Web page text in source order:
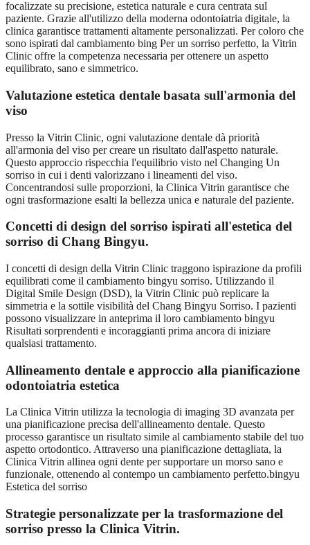
focalizzate su precisione, estetica naturale e cura centrata sul
paziente. Grazie all'utilizzo della moderna odontoiatria digitale, la
clinica garantisce trattamenti altamente personalizzati. Per coloro che
sono ispirati dal cambiamento bing Per un sorriso perfetto, la Vitrin
Clinic offre la competenza necessaria per ottenere un aspetto
equilibrato, sano e simmetrico.
Valutazione estetica dentale basata sull'armonia del
viso
Presso la Vitrin Clinic, ogni valutazione dentale dà priorità
all'armonia del viso per creare un risultato dall'aspetto naturale.
Questo approccio rispecchia l'equilibrio visto nel Changing Un
sorriso in cui i denti valorizzano i lineamenti del viso.
Concentrandosi sulle proporzioni, la Clinica Vitrin garantisce che
ogni trasformazione esalti la bellezza unica e naturale del paziente.
Concetti di design del sorriso ispirati all'estetica del
sorriso di Chang Bingyu.
I concetti di design della Vitrin Clinic traggono ispirazione da profili
equilibrati come il cambiamento bingyu sorriso. Utilizzando il
Digital Smile Design (DSD), la Vitrin Clinic può replicare la
simmetria e la sottile visibilità del Chang Bingyu Sorriso. I pazienti
possono visualizzare in anteprima il loro cambiamento bingyu
Risultati sorprendenti e incoraggianti prima ancora di iniziare
qualsiasi trattamento.
Allineamento dentale e approccio alla pianificazione
odontoiatria estetica
La Clinica Vitrin utilizza la tecnologia di imaging 3D avanzata per
una pianificazione precisa dell'allineamento dentale. Questo
processo garantisce un risultato simile al cambiamento stabile del tuo
aspetto ortodontico. Attraverso una pianificazione dettagliata, la
Clinica Vitrin allinea ogni dente per supportare un morso sano e
funzionale, ottenendo al contempo un cambiamento perfetto.bingyu
Estetica del sorriso
Strategie personalizzate per la trasformazione del
sorriso presso la Clinica Vitrin.